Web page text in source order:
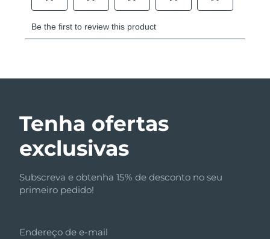
Tenha ofertas
exclusivas
Subscreva e obtenha 15% de desconto no seu
primeiro pedido!
Endereço de e-mail